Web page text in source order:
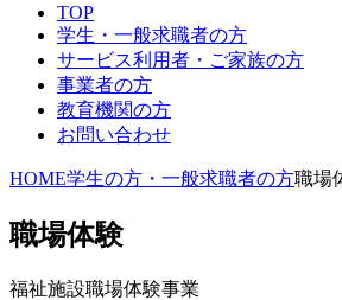
TOP
学生・一般求職者の方
サービス利用者・ご家族の方
事業者の方
教育機関の方
お問い合わせ
HOME学生の方・一般求職者の方職場
職場体験
福祉施設職場体験事業